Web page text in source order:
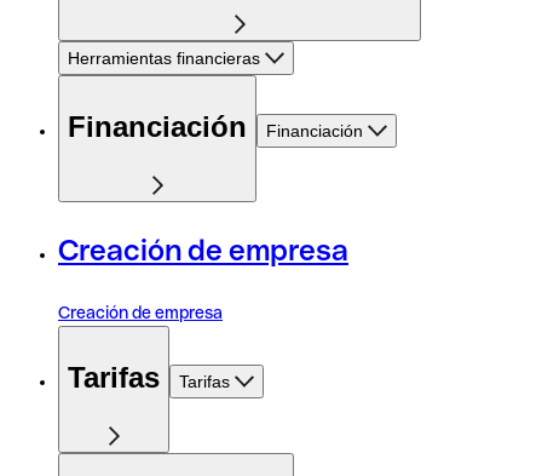
Herramientas financieras
Financiación Financiación
Creación de empresa
Creación de empresa
Tarifas Tarifas